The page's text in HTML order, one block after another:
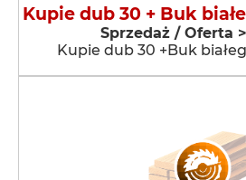
Kupie dub 30 + Buk
Sprzedaż / Oferta
Kupie dub 30 +Buk